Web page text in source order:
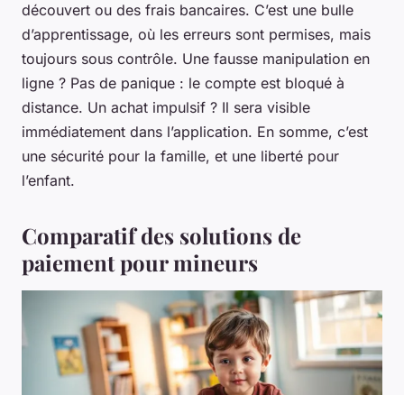
découvert ou des frais bancaires. C’est une bulle
d’apprentissage, où les erreurs sont permises, mais
toujours sous contrôle. Une fausse manipulation en
ligne ? Pas de panique : le compte est bloqué à
distance. Un achat impulsif ? Il sera visible
immédiatement dans l’application. En somme, c’est
une sécurité pour la famille, et une liberté pour
l’enfant.
Comparatif des solutions de
paiement pour mineurs